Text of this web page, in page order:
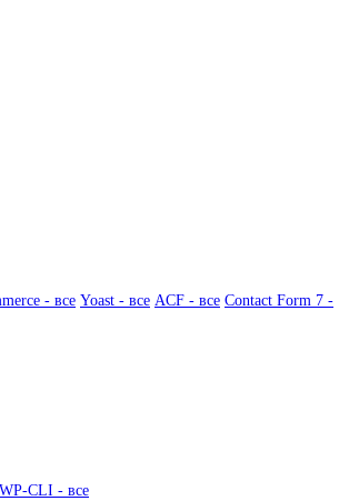
- все Yoast - все ACF - все Contact Form 7 -
WP-CLI - все